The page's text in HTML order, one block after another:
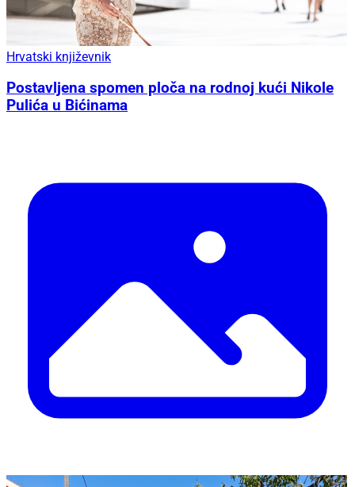
Hrvatski književnik
Postavljena spomen ploča na rodnoj kući Nikole
Pulića u Bićinama